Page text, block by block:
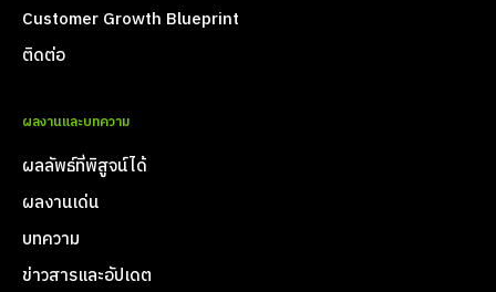
Customer Growth Blueprint
ติดต่อ
ผลงานและบทความ
ผลลัพธ์ที่พิสูจน์ได้
ผลงานเด่น
บทความ
ข่าวสารและอัปเดต